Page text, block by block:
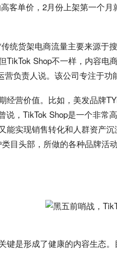
客单价，2月份上架第一个
统货架电商流量主要来源于
TikTok Shop不一样，内容电
营负责人说。该公司专注于功
经营价值。比如，美发品牌
说，TikTok Shop是一个非常
能实现销售转化和人群资产
目头部，所做的各种品牌活
键是形成了健康的内容生态